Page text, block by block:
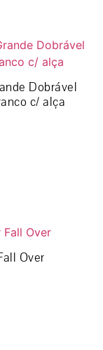
Dobrável
c/ alça
Over